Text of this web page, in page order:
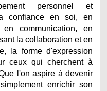
personnel et
confiance en soi, en
communication, en
la collaboration et en
la forme d'expression
ceux qui cherchent à
l'on aspire à devenir
enrichir son